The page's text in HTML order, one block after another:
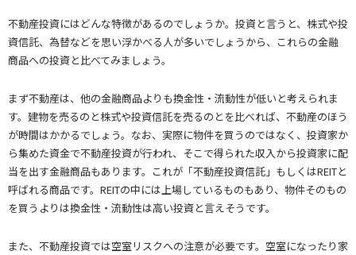
不動産投資にはどんな特徴があるのでしょうか。投資と言うと、株式や投
資信託、為替などを思い浮かべる人が多いでしょうから、これらの金融
商品への投資と比べてみましょう。
まず不動産は、他の金融商品よりも換金性・流動性が低いと考えられま
す。建物を売るのと株式や投資信託を売るのとを比べれば、不動産のほう
が時間はかかるでしょう。なお、実際に物件を買うのではなく、投資家か
ら集めた資金で不動産投資が行われ、そこで得られた収入から投資家に配
当を出す金融商品もあります。これが「不動産投資信託」もしくはREITと
呼ばれる商品です。REITの中には上場しているものもあり、物件そのもの
を買うよりは換金性・流動性は高い投資と言えそうです。
また、不動産投資では空室リスクへの注意が必要です。空室になったり家